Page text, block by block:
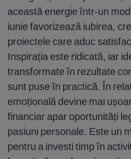
această energie într-un
iunie favorizează iubirea,
proiectele care aduc
Inspirația este ridicată, iar
transformate în rezultate
sunt puse în practică. În
emoțională devine mai
financiar apar oportunități
pasiuni personale. Este un
pentru a investi timp în